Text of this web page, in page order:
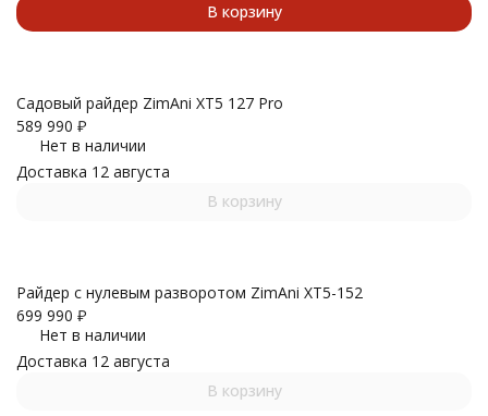
В корзину
Садовый райдер ZimAni XT5 127 Pro
589 990 ₽
Нет в наличии
Доставка 12 августа
В корзину
Райдер с нулевым разворотом ZimAni XT5-152
699 990 ₽
Нет в наличии
Доставка 12 августа
В корзину